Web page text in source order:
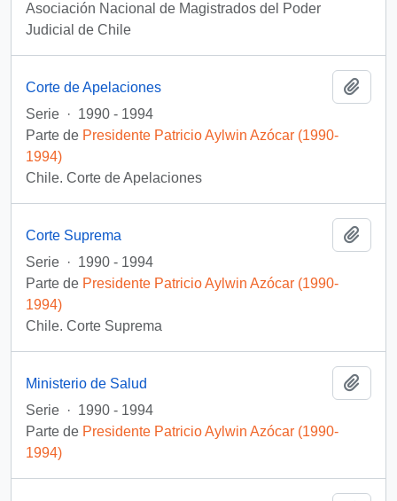
Asociación Nacional de Magistrados del Poder
Judicial de Chile
Corte de Apelaciones
Serie · 1990 - 1994
Parte de Presidente Patricio Aylwin Azócar (1990-
1994)
Chile. Corte de Apelaciones
Corte Suprema
Serie · 1990 - 1994
Parte de Presidente Patricio Aylwin Azócar (1990-
1994)
Chile. Corte Suprema
Ministerio de Salud
Serie · 1990 - 1994
Parte de Presidente Patricio Aylwin Azócar (1990-
1994)